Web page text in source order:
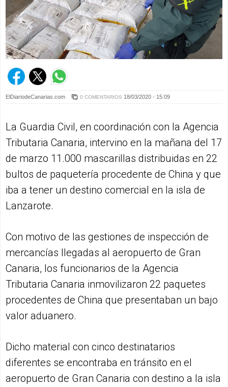
ElDiariodeCanarias.com 0 COMENTARIOS 18/03/2020 - 15:09
La Guardia Civil, en coordinación con la Agencia
Tributaria Canaria, intervino en la mañana del 17
de marzo 11.000 mascarillas distribuidas en 22
bultos de paquetería procedente de China y que
iba a tener un destino comercial en la isla de
Lanzarote.
Con motivo de las gestiones de inspección de
mercancías llegadas al aeropuerto de Gran
Canaria, los funcionarios de la Agencia
Tributaria Canaria inmovilizaron 22 paquetes
procedentes de China que presentaban un bajo
valor aduanero.
Dicho material con cinco destinatarios
diferentes se encontraba en tránsito en el
aeropuerto de Gran Canaria con destino a la isla